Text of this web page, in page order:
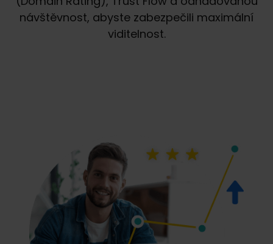
návštěvnost, abyste zabezpečili maximální
viditelnost.